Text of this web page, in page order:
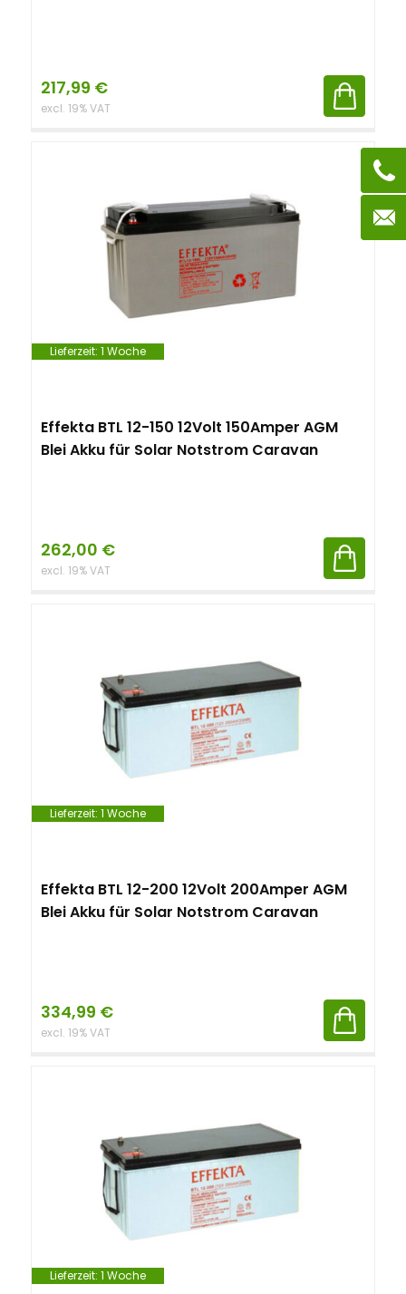
217,99 €
excl. 19% VAT
Lieferzeit: 1 Woche
Effekta BTL 12-150 12Volt 150Amper AGM
Blei Akku für Solar Notstrom Caravan
262,00 €
excl. 19% VAT
Lieferzeit: 1 Woche
Effekta BTL 12-200 12Volt 200Amper AGM
Blei Akku für Solar Notstrom Caravan
334,99 €
excl. 19% VAT
Lieferzeit: 1 Woche